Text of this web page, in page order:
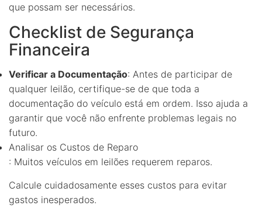
que possam ser necessários.
Checklist de Segurança
Financeira
Verificar a Documentação: Antes de participar de
qualquer leilão, certifique-se de que toda a
documentação do veículo está em ordem. Isso ajuda a
garantir que você não enfrente problemas legais no
futuro.
Analisar os Custos de Reparo
: Muitos veículos em leilões requerem reparos.
Calcule cuidadosamente esses custos para evitar
gastos inesperados.